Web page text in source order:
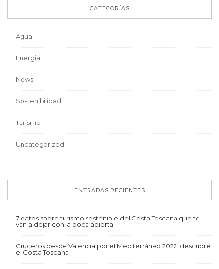
CATEGORÍAS
Agua
Energia
News
Sostenibilidad
Turismo
Uncategorized
ENTRADAS RECIENTES
7 datos sobre turismo sostenible del Costa Toscana que te
van a dejar con la boca abierta
Cruceros desde Valencia por el Mediterráneo 2022: descubre
el Costa Toscana